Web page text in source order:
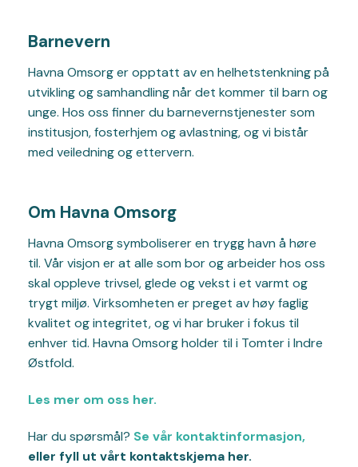
Barnevern
Havna Omsorg er opptatt av en helhetstenkning på
utvikling og samhandling når det kommer til barn og
unge. Hos oss finner du barnevernstjenester som
institusjon, fosterhjem og avlastning, og vi bistår
med veiledning og ettervern.
Om Havna Omsorg
Havna Omsorg symboliserer en trygg havn å høre
til. Vår visjon er at alle som bor og arbeider hos oss
skal oppleve trivsel, glede og vekst i et varmt og
trygt miljø. Virksomheten er preget av høy faglig
kvalitet og integritet, og vi har bruker i fokus til
enhver tid. Havna Omsorg holder til i Tomter i Indre
Østfold.
Les mer om oss her.
Har du spørsmål? Se vår kontaktinformasjon,
eller fyll ut vårt kontaktskjema her.